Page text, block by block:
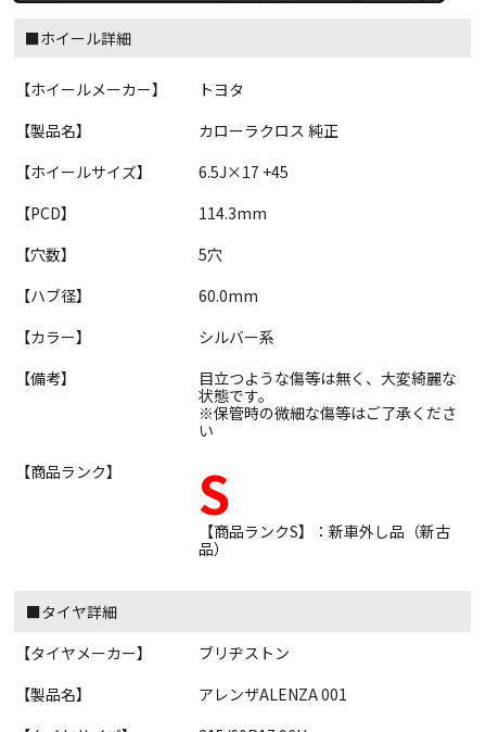
■ホイール詳細
【ホイールメーカー】
トヨタ
【製品名】
カローラクロス 純正
【ホイールサイズ】
6.5J×17 +45
【PCD】
114.3mm
【穴数】
5穴
【ハブ径】
60.0mm
【カラー】
シルバー系
【備考】
目立つような傷等は無く、大変綺麗な
状態です。
※保管時の微細な傷等はご了承くださ
い
【商品ランク】
S
【商品ランクS】：新車外し品（新古
品）
■タイヤ詳細
【タイヤメーカー】
ブリヂストン
【製品名】
アレンザALENZA 001